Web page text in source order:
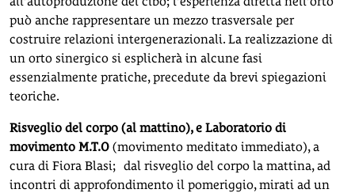
può anche rappresentare un mezzo trasversale per
costruire relazioni intergenerazionali. La realizzazione di
un orto sinergico si esplicherà in alcune fasi
essenzialmente pratiche, precedute da brevi spiegazioni
teoriche.
Risveglio del corpo (al mattino), e Laboratorio di
movimento M.T.O (movimento meditato immediato), a
cura di Fiora Blasi; dal risveglio del corpo la mattina, ad
incontri di approfondimento il pomeriggio, mirati ad un